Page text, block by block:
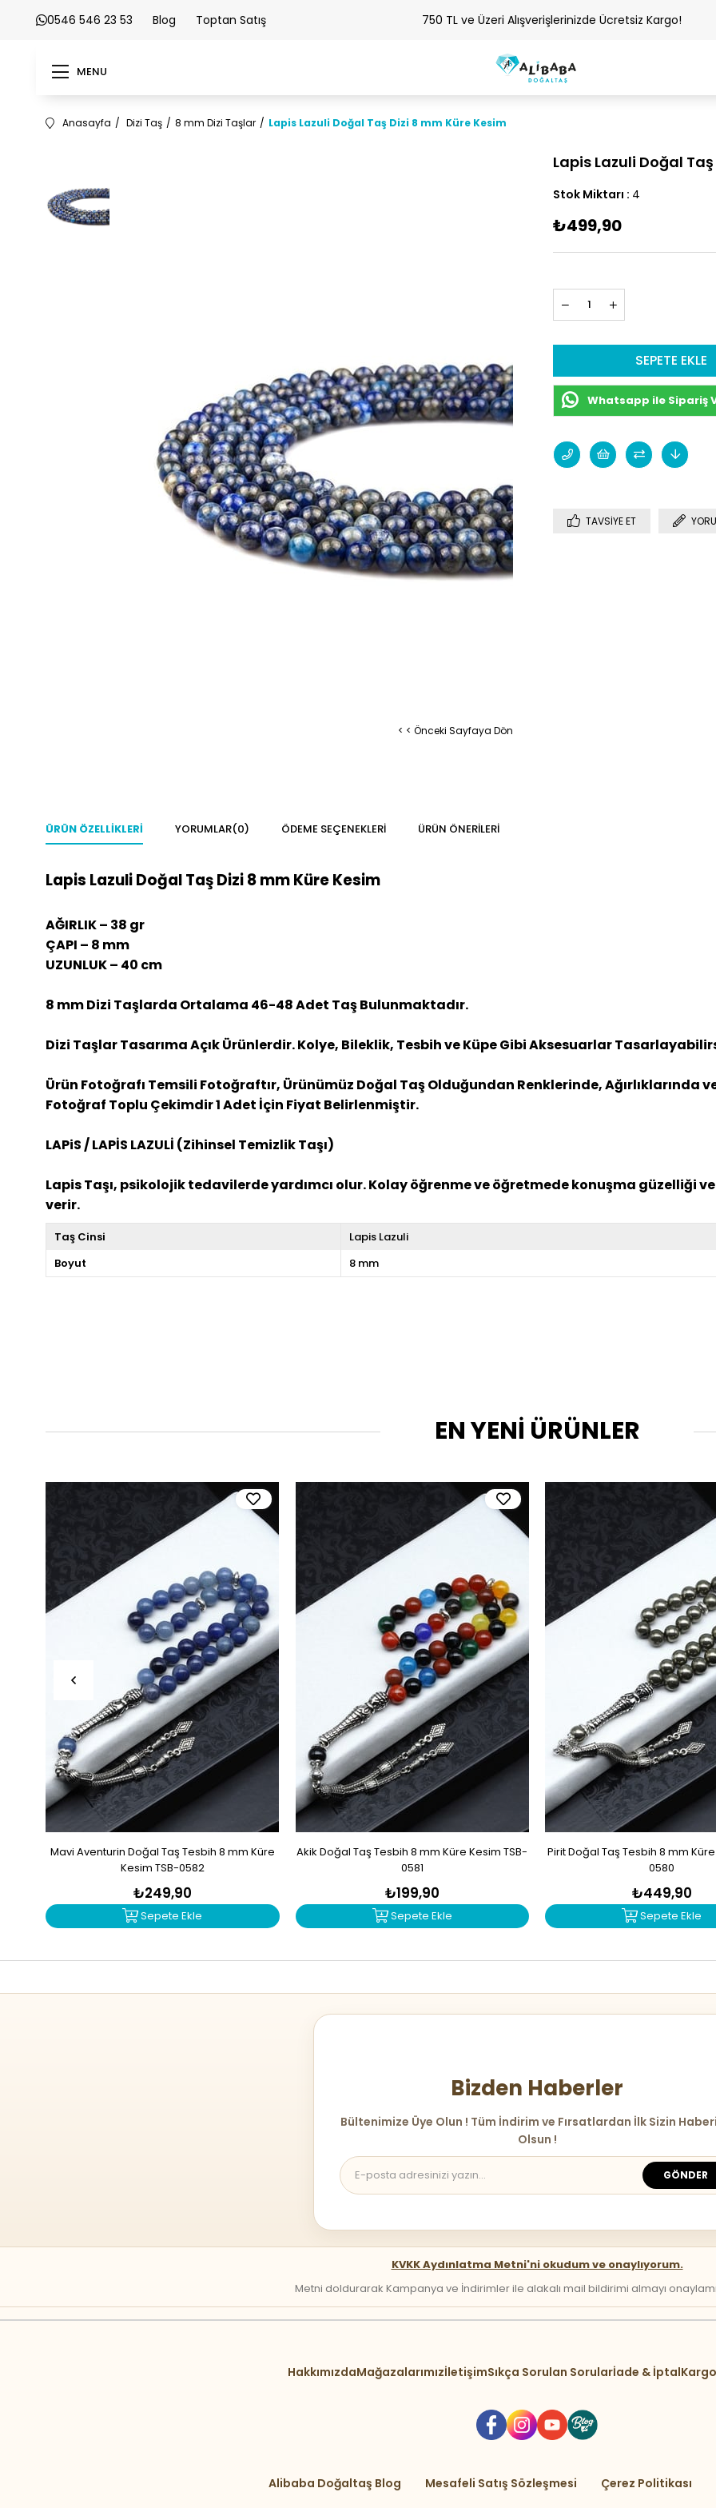
0546 546 23 53 Blog Toptan Satış 750 TL ve Üzeri Alışverişlerinizde Ücretsiz Kargo!
MENU
Anasayfa Dizi Taş 8 mm Dizi Taşlar Lapis Lazuli Doğal Taş Dizi 8 mm Küre Kesim
< < Önceki Sayfaya Dön
Lapis Lazuli Doğal
Stok Miktarı : 4
₺499,90
Whatsapp ile Sipariş
TAVSIYE ET
ÜRÜN ÖZELLIKLERI YORUMLAR(0) ÖDEME SEÇENEKLERI ÜRÜN ÖNERILERI
Lapis Lazuli Doğal Taş Dizi 8 mm Küre Kesim
AĞIRLIK – 38 gr
ÇAPI – 8 mm
UZUNLUK – 40 cm
8 mm Dizi Taşlarda Ortalama 46-48 Adet Taş Bulunmaktadır.
Dizi Taşlar Tasarıma Açık Ürünlerdir. Kolye, Bileklik, Tesbih ve Küpe Gibi Aksesuarlar
Ürün Fotoğrafı Temsili Fotoğraftır, Ürünümüz Doğal Taş Olduğundan Renklerinde, Ağırlıklarında
Fotoğraf Toplu Çekimdir 1 Adet İçin Fiyat Belirlenmiştir.
LAPiS / LAPİS LAZULİ (Zihinsel Temizlik Taşı)
Lapis Taşı, psikolojik tedavilerde yardımcı olur. Kolay öğrenme ve öğretmede konuşma güzelliği
verir.
Taş Cinsi
Lapis Lazuli
Boyut
8 mm
EN YENİ ÜRÜNLER
Mavi Aventurin Doğal Taş Tesbih 8 mm Küre
Kesim TSB-0582
₺249,90
Sepete Ekle
Akik Doğal Taş Tesbih 8 mm Küre Kesim TSB-
0581
₺199,90
Sepete Ekle
Pirit Doğal Taş Tesbih 8 mm
0580
₺449,90
Sepete Ekle
Bizden Haberler
Bültenimize Üye Olun ! Tüm İndirim ve Fırsatlardan İlk Sizin
Olsun !
GÖNDER
KVKK Aydınlatma Metni'ni okudum ve onaylıyorum.
Metni doldurarak Kampanya ve İndirimler ile alakalı mail bildirimi almayı onaylamış
HakkımızdaMağazalarımızİletişimSıkça Sorulan Sorularİade & İptal
Alibaba Doğaltaş Blog Mesafeli Satış Sözleşmesi Çerez Politikası